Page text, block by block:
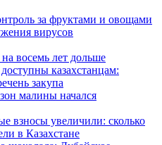
за фруктами и овощами
вирусов
восемь лет дольше
казахстанцам:
закупа
малины начался
взносы увеличили: сколько
в Казахстане